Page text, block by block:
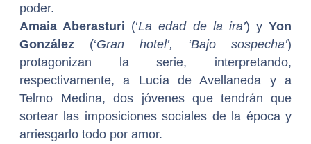
poder.
Amaia Aberasturi (‘La edad de la ira’) y Yon
González (‘Gran hotel’, ‘Bajo sospecha’)
protagonizan la serie, interpretando,
respectivamente, a Lucía de Avellaneda y a
Telmo Medina, dos jóvenes que tendrán que
sortear las imposiciones sociales de la época y
arriesgarlo todo por amor.